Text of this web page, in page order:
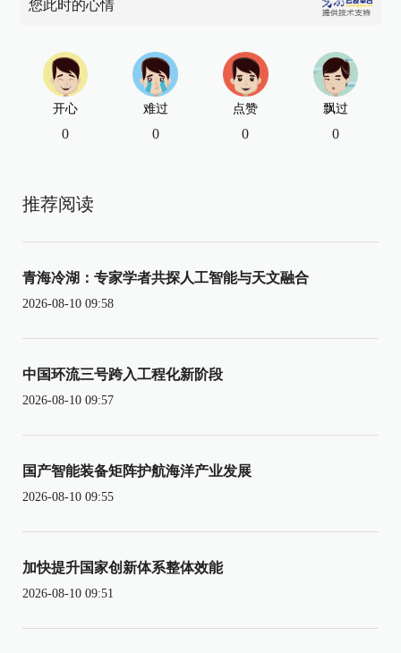
您此时的心情
开心
0
难过
0
点赞
0
飘过
0
推荐阅读
青海冷湖：专家学者共探人工智能与天文融合
2026-08-10 09:58
中国环流三号跨入工程化新阶段
2026-08-10 09:57
国产智能装备矩阵护航海洋产业发展
2026-08-10 09:55
加快提升国家创新体系整体效能
2026-08-10 09:51